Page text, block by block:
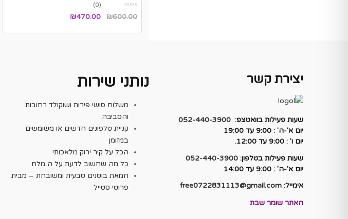
(0)
₪600.00
המחיר ₪470.00
יצירת קשר
שעות פעילות בוואטצפ: 052-440-3900
יום א'-ה' : 9:00 עד 19:00
יום ו' : 9:00 עד 12:00.
שעות פעילות בטלפון: 052-440-3900
יום א'-ה' : 9:00 עד 14:00
אימייל: free0722831113@gmail.com
האתר שומר שבת
נותני שירות
משלוח סושי פירות ושוקולד רחובות
והסביבה.
קניית טלפונים חדשים או משומשים
במזומן
הכל על קיר ירוק מלאכותי
כל מה שחשוב לדעת על ה מלח
חמאת בוטנים טבעית ומשובחת – מבית
פרוטי סטייל